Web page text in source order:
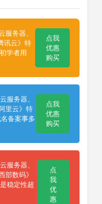
服务器、
讯云》特
学者用
点我
优惠
购买
服务器、
里云》特
备案事多
点我
优惠
购买
服务器、
部数码》
稳定性超
点
我
优
惠